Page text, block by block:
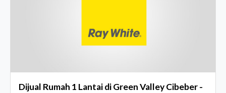
Dijual Rumah 1 Lantai di Green Valley Cibeber -